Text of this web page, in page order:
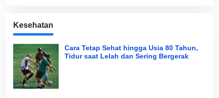
Kesehatan
Cara Tetap Sehat hingga Usia 80 Tahun,
Tidur saat Lelah dan Sering Bergerak